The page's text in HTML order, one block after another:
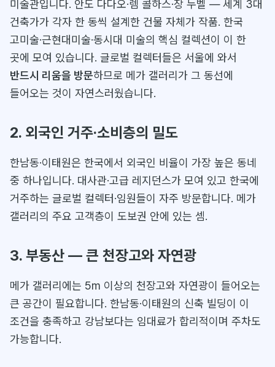
미술관입니다. 안도 다다오·렘 콜하스·장 누벨 — 세계 3대
건축가가 각자 한 동씩 설계한 건물 자체가 작품. 한국
고미술·근현대미술·동시대 미술의 핵심 컬렉션이 이 한
곳에 모여 있습니다. 글로벌 컬렉터들은 서울에 와서
반드시 리움을 방문하므로 메가 갤러리가 그 동선에
들어오는 것이 자연스러웠습니다.
2. 외국인 거주·소비층의 밀도
한남동·이태원은 한국에서 외국인 비율이 가장 높은 동네
중 하나입니다. 대사관·고급 레지던스가 모여 있고 한국에
거주하는 글로벌 컬렉터·임원들이 자주 방문합니다. 메가
갤러리의 주요 고객층이 도보권 안에 있는 셈.
3. 부동산 — 큰 천장고와 자연광
메가 갤러리에는 5m 이상의 천장고와 자연광이 들어오는
큰 공간이 필요합니다. 한남동·이태원의 신축 빌딩이 이
조건을 충족하고 강남보다는 임대료가 합리적이며 주차도
가능합니다.